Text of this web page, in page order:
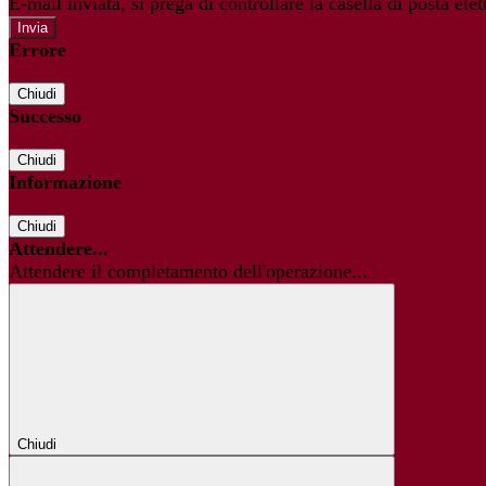
Errore
Chiudi
Successo
Chiudi
Informazione
Chiudi
Attendere...
Attendere il completamento dell'operazione...
Chiudi